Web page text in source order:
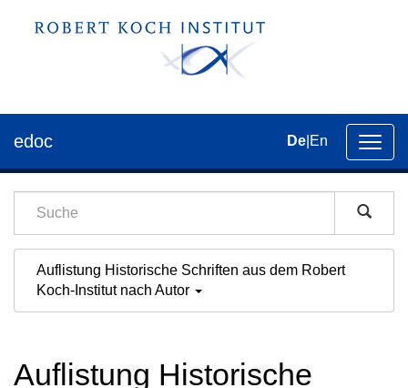
der
edoc De En
Auflistung Historische Schriften aus dem Robert
Koch-Institut nach Autor
Auflistung Historische